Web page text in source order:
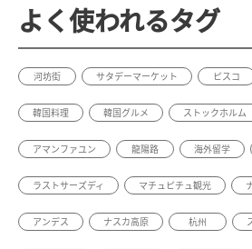
よく使われるタグ
河坊街 サタデーマーケット ピスコ
韓国料理 韓国グルメ ストックホルム
アマンファユン 龍陽路 海外留学
ラストサーズディ マチュピチュ観光
アンデス ナスカ高原 杭州